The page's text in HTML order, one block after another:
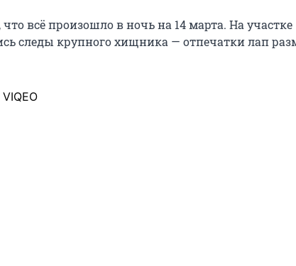
всё произошло в ночь на 14 марта. На участке
следы крупного хищника — отпечатки лап